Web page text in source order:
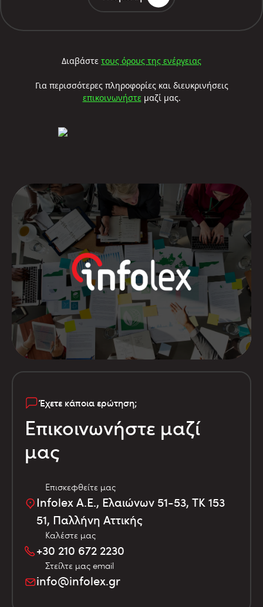
Διαβάστε τους όρους της ενέργειας
Για περισσότερες πληροφορίες και διευκρινήσεις
επικοινωνήστεμαζί μας.
Έχετε κάποια ερώτηση;
Επικοινωνήστε μαζί
μας
Επισκεφθείτε μας
Infolex Α.Ε., Ελαιώνων 51-53, TK 153
51, Παλλήνη Αττικής
Καλέστε μας
+30 210 672 2230
Στείλτε μας email
info@infolex.gr